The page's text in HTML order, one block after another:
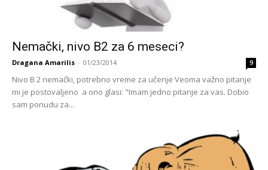
Nemački, nivo B2 za 6 meseci?
Dragana Amarilis - 01/23/2014 9
Nivo B 2 nemački, potrebno vreme za učenje Veoma važno pitanje
mi je postovaljeno a ono glasi: "Imam jedno pitanje za vas. Dobio
sam ponudu za...